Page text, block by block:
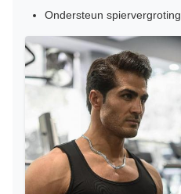
Ondersteun spiervergroting